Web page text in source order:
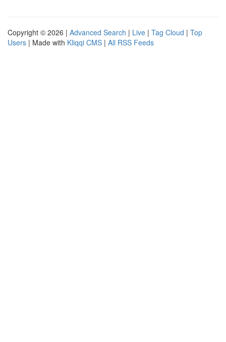
Copyright © 2026 | Advanced Search | Live | Tag Cloud | Top
Users | Made with Kliqqi CMS | All RSS Feeds